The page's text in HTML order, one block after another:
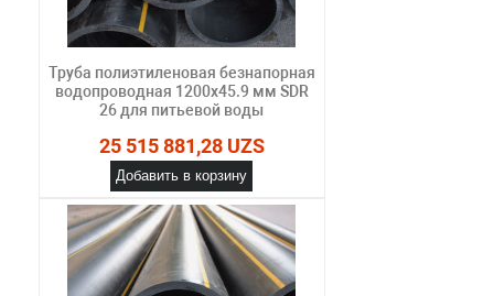
Труба полиэтиленовая безнапорная
водопроводная 1200х45.9 мм SDR
26 для питьевой воды
25 515 881,28 UZS
Добавить в корзину